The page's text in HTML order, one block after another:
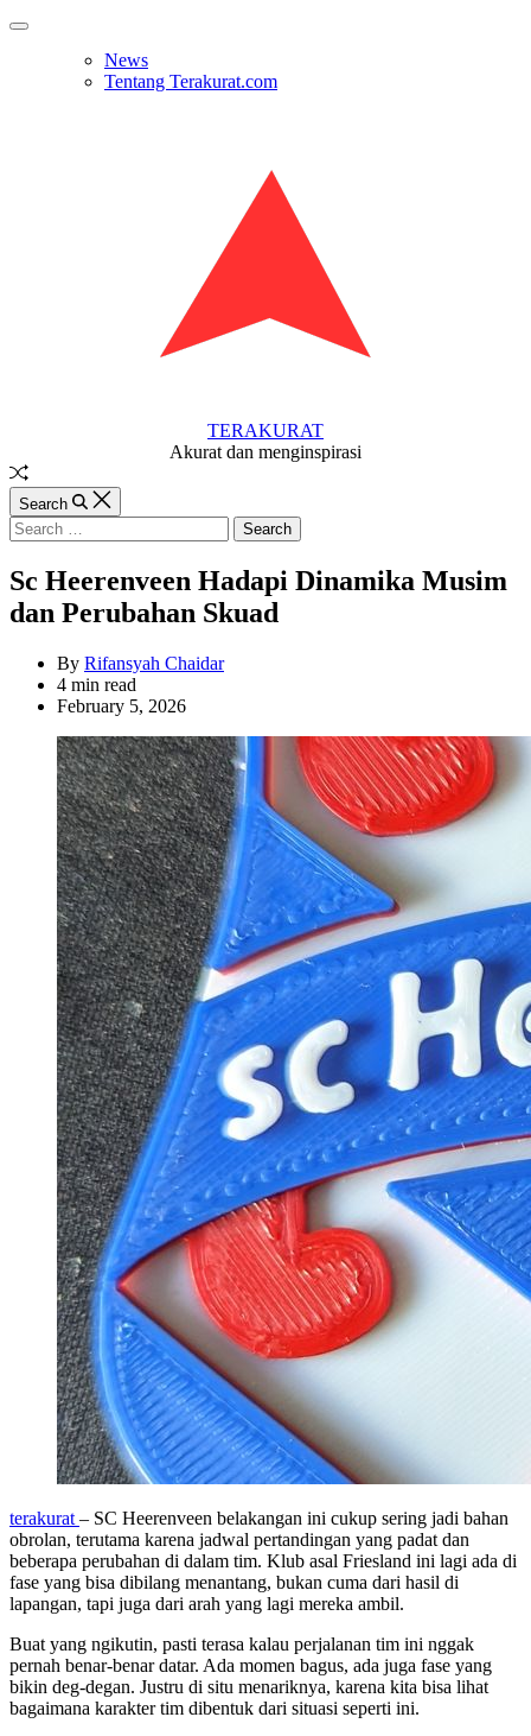
Skip
Off
News
Tentang Terakurat.com
TERAKURAT
Akurat dan menginspirasi
Random
Article
Search
Search
for:
Sc Heerenveen Hadapi Dinamika Musim
dan Perubahan Skuad
By Rifansyah Chaidar
Estimated
read
4 min read
February 5, 2026
terakurat – SC Heerenveen belakangan ini cukup sering jadi bahan
obrolan, terutama karena jadwal pertandingan yang padat dan
beberapa perubahan di dalam tim. Klub asal Friesland ini lagi ada di
fase yang bisa dibilang menantang, bukan cuma dari hasil di
lapangan, tapi juga dari arah yang lagi mereka ambil.
Buat yang ngikutin, pasti terasa kalau perjalanan tim ini nggak
pernah benar-benar datar. Ada momen bagus, ada juga fase yang
bikin deg-degan. Justru di situ menariknya, karena kita bisa lihat
bagaimana karakter tim dibentuk dari situasi seperti ini.